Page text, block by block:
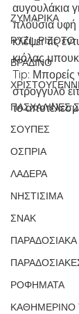
ΖΥΜΑΡΙΚΑ
ΡΥΖΙ_ΡΙΖΟΤΟ
ΒΡΑΔΙΝΟ
ΠΑΣΧΑΛΙΝΕΣ
ΣΟΥΠΕΣ
ΟΣΠΡΙΑ
ΛΑΔΕΡΑ
ΝΗΣΤΙΣΙΜΑ
ΣΝΑΚ
ΠΑΡΑΔΟΣΙΑΚΑ
ΡΟΦΗΜΑΤΑ
ΚΑΘΗΜΕΡΙΝΟ
αυγουλάκια
πλούσια
κλέψει τις
κιόλας
Tip: Μπορείς
στρογγυλό
το